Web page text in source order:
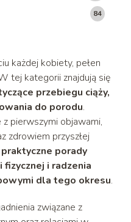
84
każdej kobiety, pełen
tej kategorii znajdują się
przebiegu ciąży,
do porodu.
pierwszymi objawami,
zdrowiem przyszłej
praktyczne porady
i radzenia
dla tego okresu.
związane z